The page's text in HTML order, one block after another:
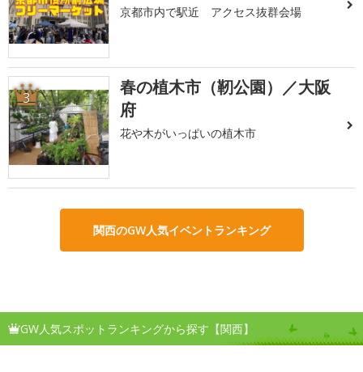
京都市内で駅近 アクセス抜群会場
3
春の植木市（靭公園）／大阪
府
花や木がいっぱいの植木市
関西のGW人気イベントランキング
GW人気スポットランキングから探す【関西】